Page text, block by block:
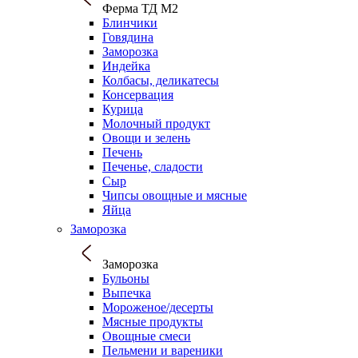
Ферма ТД М2
Блинчики
Говядина
Заморозка
Индейка
Колбасы, деликатесы
Консервация
Курица
Молочный продукт
Овощи и зелень
Печень
Печенье, сладости
Сыр
Чипсы овощные и мясные
Яйца
Заморозка
Заморозка
Бульоны
Выпечка
Мороженое/десерты
Мясные продукты
Овощные смеси
Пельмени и вареники